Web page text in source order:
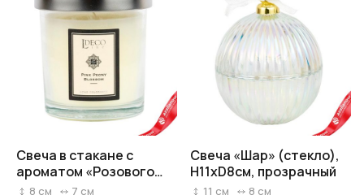
Свеча в стакане с
ароматом «Розового
пиона» (стекло),
8 см 7 см
Свеча «Шар» (стекло),
H11xD8см, прозрачный
11 см 8 см